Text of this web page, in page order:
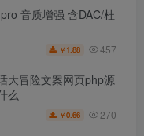
音质增强 含DAC/杜
￥ 1.88 457
大冒险文案网页php源
么
￥0.66 270